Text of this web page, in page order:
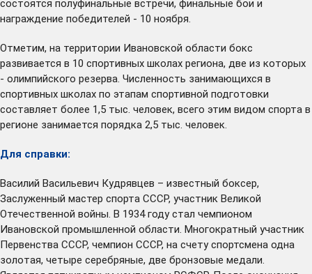
состоятся полуфинальные встречи, финальные бои и
награждение победителей - 10 ноября.
Отметим, на территории Ивановской области бокс
развивается в 10 спортивных школах региона, две из которых
- олимпийского резерва. Численность занимающихся в
спортивных школах по этапам спортивной подготовки
составляет более 1,5 тыс. человек, всего этим видом спорта в
регионе занимается порядка 2,5 тыс. человек.
Для справки:
Василий Васильевич Кудрявцев – известный боксер,
Заслуженный мастер спорта СССР, участник Великой
Отечественной войны. В 1934 году стал чемпионом
Ивановской промышленной области. Многократный участник
Первенства СССР, чемпион СССР, на счету спортсмена одна
золотая, четыре серебряные, две бронзовые медали.